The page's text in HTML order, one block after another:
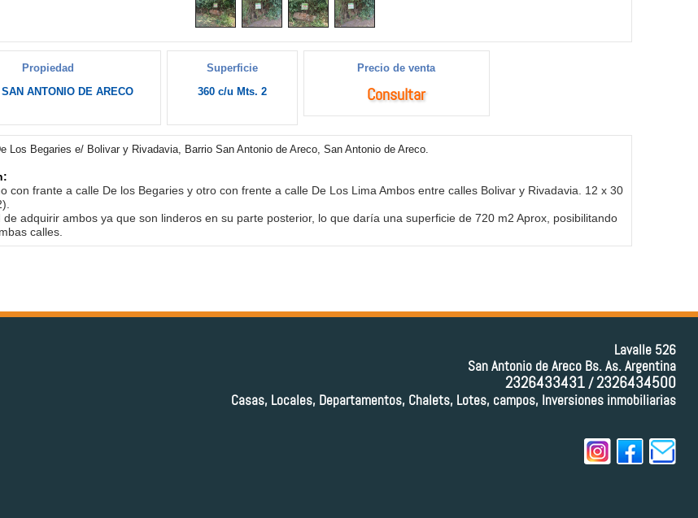
Propiedad
ANTONIO DE ARECO
Superficie
360 c/u Mts. 2
Precio de venta
Consultar
Los Begaries e/ Bolivar y Rivadavia, Barrio San Antonio de Areco, San Antonio de Areco.
con frante a calle De los Begaries y otro con frente a calle De Los Lima Ambos entre calles Bolivar y Rivadavia. 12 x 30
de adquirir ambos ya que son linderos en su parte posterior, lo que daría una superficie de 720 m2 Aprox, posibilitando
calles.
Lavalle 526
San Antonio de Areco Bs. As. Argentina
2326433431/2326434500
Casas, Locales, Departamentos, Chalets, Lotes, campos, Inversiones inmobiliarias